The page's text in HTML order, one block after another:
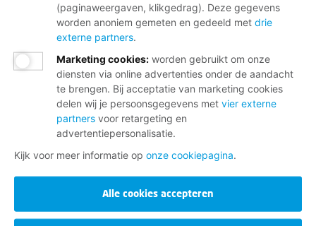
(paginaweergaven, klikgedrag). Deze gegevens
worden anoniem gemeten en gedeeld met drie
externe partners.
Marketing cookies: worden gebruikt om onze
diensten via online advertenties onder de aandacht
te brengen. Bij acceptatie van marketing cookies
delen wij je persoonsgegevens met vier externe
partners voor retargeting en
advertentiepersonalisatie.
Kijk voor meer informatie op onze cookiepagina.
Alle cookies accepteren